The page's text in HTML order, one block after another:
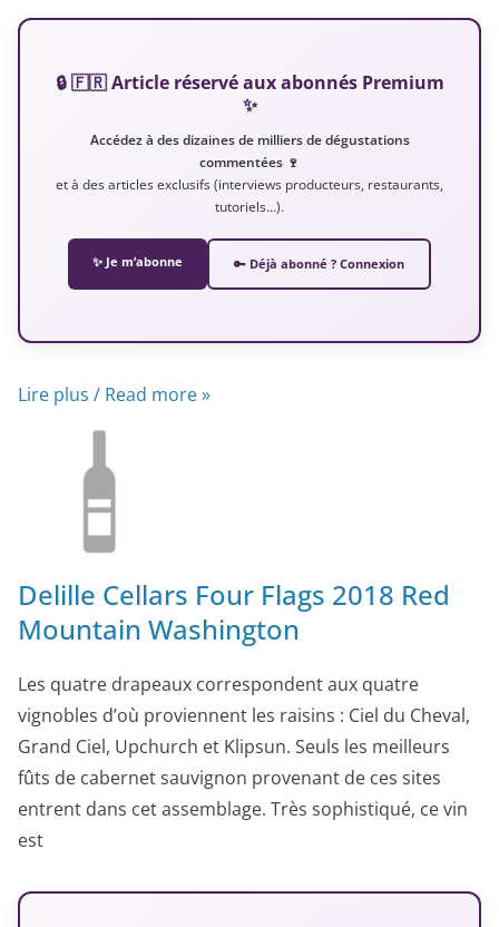
🔒 🇫🇷 Article réservé aux abonnés Premium
✨
Accédez à des dizaines de milliers de dégustations
commentées 🍷
et à des articles exclusifs (interviews producteurs, restaurants,
tutoriels…).
✨ Je m’abonne 🔑 Déjà abonné ? Connexion
Lire plus / Read more »
Delille Cellars Four Flags 2018 Red
Mountain Washington
Les quatre drapeaux correspondent aux quatre
vignobles d’où proviennent les raisins : Ciel du Cheval,
Grand Ciel, Upchurch et Klipsun. Seuls les meilleurs
fûts de cabernet sauvignon provenant de ces sites
entrent dans cet assemblage. Très sophistiqué, ce vin
est